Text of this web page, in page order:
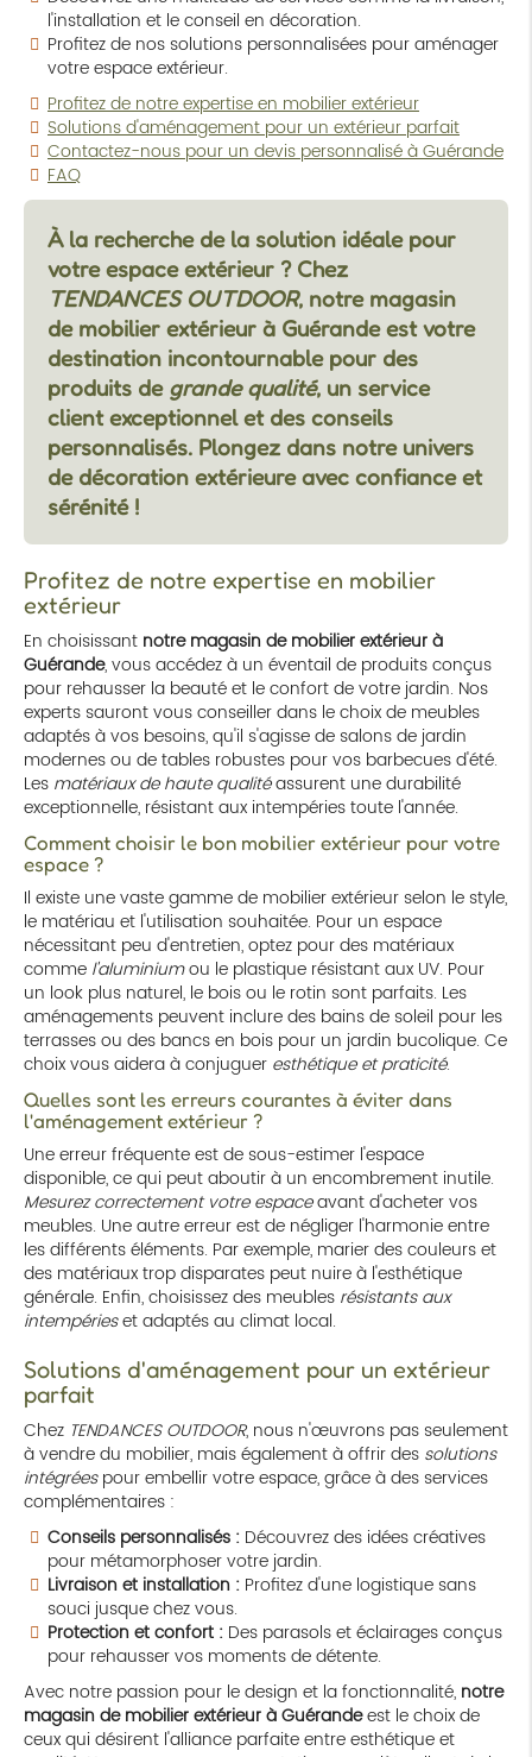
l'installation et le conseil en décoration.
Profitez de nos solutions personnalisées pour aménager
votre espace extérieur.
Profitez de notre expertise en mobilier extérieur
Solutions d'aménagement pour un extérieur parfait
Contactez-nous pour un devis personnalisé à Guérande
FAQ
À la recherche de la solution idéale pour
votre espace extérieur ? Chez
TENDANCES OUTDOOR, notre magasin
de mobilier extérieur à Guérandeest votre
destination incontournable pour des
produits de grande qualité, un service
client exceptionnel et des conseils
personnalisés. Plongez dans notre univers
de décoration extérieure avec confiance et
sérénité !
Profitez de notre expertise en mobilier
extérieur
En choisissant notre magasin de mobilier extérieur à
Guérande, vous accédez à un éventail de produits conçus
pour rehausser la beauté et le confort de votre jardin. Nos
experts sauront vous conseiller dans le choix de meubles
adaptés à vos besoins, qu'il s'agisse de salons de jardin
modernes ou de tables robustes pour vos barbecues d'été.
Les matériaux de haute qualitéassurent une durabilité
exceptionnelle, résistant aux intempéries toute l'année.
Comment choisir le bon mobilier extérieur pour votre
espace ?
Il existe une vaste gamme de mobilier extérieur selon le style,
le matériau et l'utilisation souhaitée. Pour un espace
nécessitant peu d'entretien, optez pour des matériaux
comme l'aluminiumou le plastique résistant aux UV. Pour
un look plus naturel, le bois ou le rotin sont parfaits. Les
aménagements peuvent inclure des bains de soleil pour les
terrasses ou des bancs en bois pour un jardin bucolique. Ce
choix vous aidera à conjuguer esthétique et praticité.
Quelles sont les erreurs courantes à éviter dans
l'aménagement extérieur ?
Une erreur fréquente est de sous-estimer l'espace
disponible, ce qui peut aboutir à un encombrement inutile.
Mesurez correctement votre espaceavant d'acheter vos
meubles. Une autre erreur est de négliger l'harmonie entre
les différents éléments. Par exemple, marier des couleurs et
des matériaux trop disparates peut nuire à l'esthétique
générale. Enfin, choisissez des meubles résistants aux
intempérieset adaptés au climat local.
Solutions d'aménagement pour un extérieur
parfait
Chez TENDANCES OUTDOOR, nous n'œuvrons pas seulement
à vendre du mobilier, mais également à offrir des solutions
intégréespour embellir votre espace, grâce à des services
complémentaires :
Conseils personnalisés : Découvrez des idées créatives
pour métamorphoser votre jardin.
Livraison et installation : Profitez d'une logistique sans
souci jusque chez vous.
Protection et confort : Des parasols et éclairages conçus
pour rehausser vos moments de détente.
Avec notre passion pour le design et la fonctionnalité, notre
magasin de mobilier extérieur à Guérandeest le choix de
ceux qui désirent l'alliance parfaite entre esthétique et